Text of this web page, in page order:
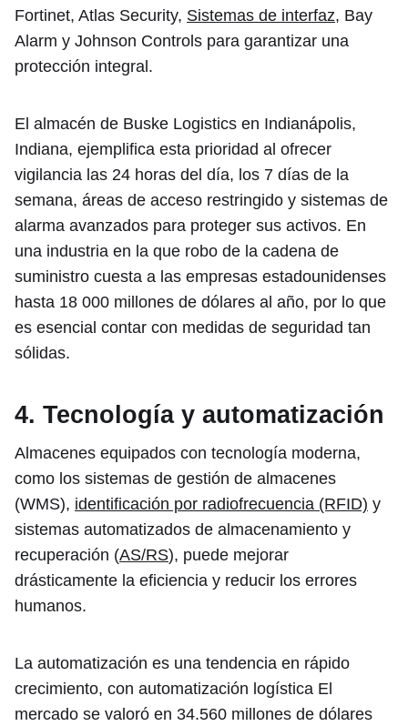
Fortinet, Atlas Security, Sistemas de interfaz, Bay
Alarm y Johnson Controls para garantizar una
protección integral.
El almacén de Buske Logistics en Indianápolis,
Indiana, ejemplifica esta prioridad al ofrecer
vigilancia las 24 horas del día, los 7 días de la
semana, áreas de acceso restringido y sistemas de
alarma avanzados para proteger sus activos. En
una industria en la que robo de la cadena de
suministro cuesta a las empresas estadounidenses
hasta 18 000 millones de dólares al año, por lo que
es esencial contar con medidas de seguridad tan
sólidas.
4. Tecnología y automatización
Almacenes equipados con tecnología moderna,
como los sistemas de gestión de almacenes
(WMS), identificación por radiofrecuencia (RFID) y
sistemas automatizados de almacenamiento y
recuperación (AS/RS), puede mejorar
drásticamente la eficiencia y reducir los errores
humanos.
La automatización es una tendencia en rápido
crecimiento, con automatización logística El
mercado se valoró en 34.560 millones de dólares